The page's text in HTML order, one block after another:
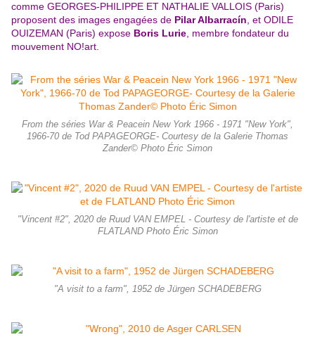
comme GEORGES-PHILIPPE ET NATHALIE VALLOIS (Paris)
proposent des images engagées de Pilar Albarracín , et ODILE
OUIZEMAN (Paris) expose Boris Lurie , membre fondateur du
mouvement NO!art.
From the séries War & Peacein New York 1966 - 1971 "New York",
1966-70 de Tod PAPAGEORGE- Courtesy de la Galerie Thomas
Zander© Photo Éric Simon
"Vincent #2", 2020 de Ruud VAN EMPEL - Courtesy de l'artiste et de
FLATLAND Photo Éric Simon
"A visit to a farm", 1952 de Jürgen SCHADEBERG